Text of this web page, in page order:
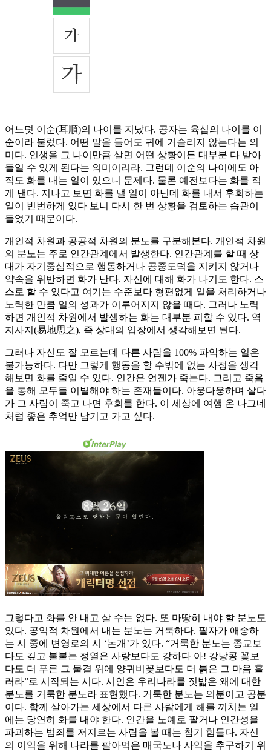
어느덧 이순(耳順)의 나이를 지났다. 공자는 육십의 나이를 이
순이라 불렀다. 어떤 말을 들어도 귀에 거슬리지 않는다는 의
미다. 인생을 그 나이만큼 살면 어떤 상황이든 대부분 다 받아
들일 수 있게 된다는 의미이리라. 그런데 이순의 나이에도 아
직도 화를 내는 일이 있으니 문제다. 물론 예전보다는 화를 적
게 낸다. 지나고 보면 화를 낼 일이 아닌데 화를 내서 후회하는
일이 빈번하게 있다 보니 다시 한 번 상황을 검토하는 습관이
들었기 때문이다.
개인적 차원과 공공적 차원의 분노를 구분해본다. 개인적 차원
의 분노는 주로 인간관계에서 발생한다. 인간관계를 할 때 상
대가 자기중심적으로 행동하거나 공중도덕을 지키지 않거나
약속을 위반하면 화가 난다. 자신에 대해 화가 나기도 한다. 스
스로 할 수 있다고 여기는 수준보다 형편없게 일을 처리하거나
노력한 만큼 일의 성과가 이루어지지 않을 때다. 그러나 노력
하면 개인적 차원에서 발생하는 화는 대부분 피할 수 있다. 역
지사지(易地思之), 즉 상대의 입장에서 생각해보면 된다.
그러나 자신도 잘 모르는데 다른 사람을 100% 파악하는 일은
불가능하다. 다만 그렇게 행동을 할 수밖에 없는 사정을 생각
해보면 화를 줄일 수 있다. 인간은 언젠가 죽는다. 그리고 죽음
을 통해 모두들 이별해야 하는 존재들이다. 아웅다웅하며 살다
가 그 사람이 죽고 나면 후회를 한다. 이 세상에 여행 온 나그네
처럼 좋은 추억만 남기고 가고 싶다.
그렇다고 화를 안 내고 살 수는 없다. 또 마땅히 내야 할 분노도
있다. 공익적 차원에서 내는 분노는 거룩하다. 필자가 애송하
는 시 중에 변영로의 시 ‘논개’가 있다. “거룩한 분노는 종교보
다도 깊고 불붙는 정열은 사랑보다도 강하다 아! 강낭콩 꽃보
다도 더 푸른 그 물결 위에 양귀비꽃보다도 더 붉은 그 마음 흘
러라”로 시작되는 시다. 시인은 우리나라를 짓밟은 왜에 대한
분노를 거룩한 분노라 표현했다. 거룩한 분노는 의분이고 공분
이다. 함께 살아가는 세상에서 다른 사람에게 해를 끼치는 일
에는 당연히 화를 내야 한다. 인간을 노예로 팔거나 인간성을
파괴하는 범죄를 저지르는 사람을 볼 때는 참기 힘들다. 자신
의 이익을 위해 나라를 팔아먹은 매국노나 사익을 추구하기 위